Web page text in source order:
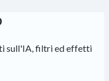
sull'IA, filtri ed effetti